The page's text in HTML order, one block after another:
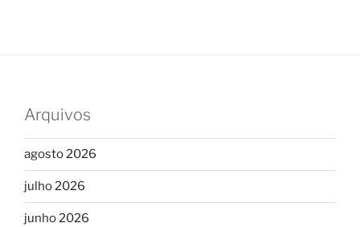
Arquivos
agosto 2026
julho 2026
junho 2026